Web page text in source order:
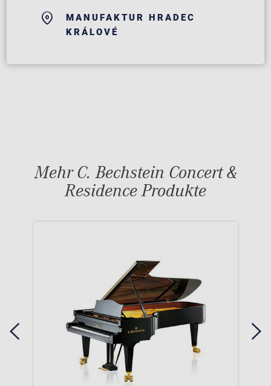
MANUFAKTUR HRADEC
KRÁLOVÉ
Mehr C. Bechstein Concert &
Residence Produkte